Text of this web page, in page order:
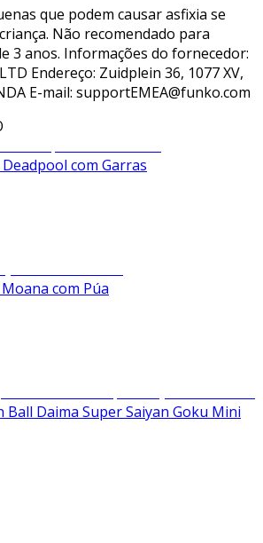
que podem causar asfixia se
Não recomendado para
3 anos. Informações do fornecedor:
Endereço: Zuidplein 36, 1077 XV,
E-mail: supportEMEA@funko.com
com Garras
com Púa
Ball Daima Super Saiyan Goku Mini